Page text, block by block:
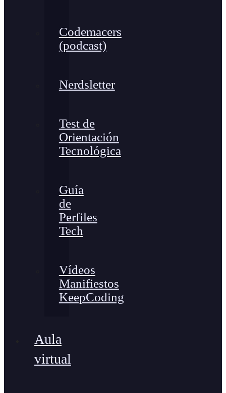
Codemacers
(podcast)
Nerdsletter
Test de
Orientación
Tecnológica
Guía
de
Perfiles
Tech
Vídeos
Manifiestos
KeepCoding
Aula
virtual